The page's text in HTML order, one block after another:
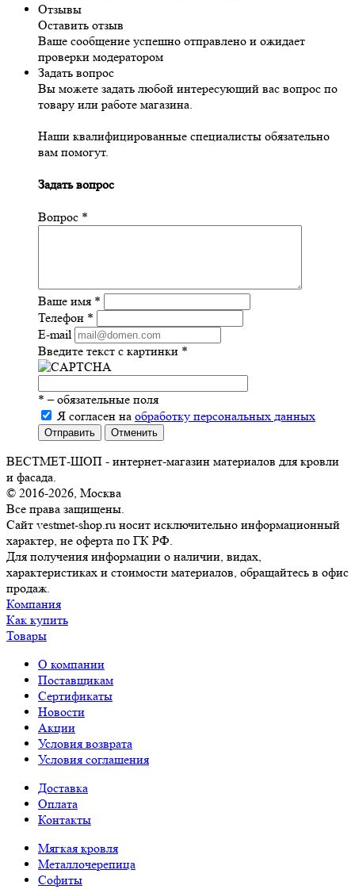
Отзывы
Оставить отзыв
Ваше сообщение успешно отправлено и ожидает
проверки модератором
Задать вопрос
Вы можете задать любой интересующий вас вопрос по
товару или работе магазина.
Наши квалифицированные специалисты обязательно
вам помогут.
Задать вопрос
Вопрос *
Ваше имя *
Телефон *
E-mail
Введите текст с картинки *
* – обязательные поля
Я согласен на обработку персональных данных
Отправить Отменить
ВЕСТМЕТ-ШОП - интернет-магазин материалов для кровли
и фасада.
© 2016-2026, Москва
Все права защищены.
Сайт vestmet-shop.ru носит исключительно информационный
характер, не оферта по ГК РФ.
Для получения информации о наличии, видах,
характеристиках и стоимости материалов, обращайтесь в офис
продаж.
Компания
Как купить
Товары
О компании
Поставщикам
Сертификаты
Новости
Акции
Условия возврата
Условия соглашения
Доставка
Оплата
Контакты
Мягкая кровля
Металлочерепица
Софиты